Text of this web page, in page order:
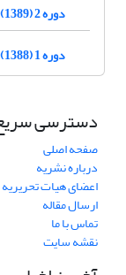
دوره 2 (1389)
دوره 1 (1388)
دسترسی
صفحه اصلی
درباره نشریه
اعضای هیات تحریریه
ارسال مقاله
تماس با ما
نقشه سایت